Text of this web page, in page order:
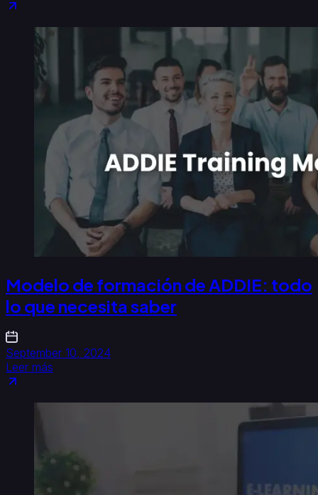
Modelo de formación de ADDIE: todo
lo que necesita saber
September 10, 2024
Leer más